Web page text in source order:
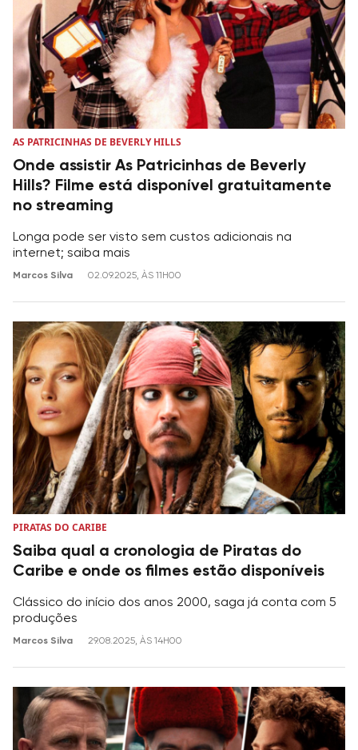
AS PATRICINHAS DE BEVERLY HILLS
Onde assistir As Patricinhas de Beverly
Hills? Filme está disponível gratuitamente
no streaming
Longa pode ser visto sem custos adicionais na
internet; saiba mais
Marcos Silva 02.09.2025, ÀS 11H00
PIRATAS DO CARIBE
Saiba qual a cronologia de Piratas do
Caribe e onde os filmes estão disponíveis
Clássico do início dos anos 2000, saga já conta com 5
produções
Marcos Silva 29.08.2025, ÀS 14H00